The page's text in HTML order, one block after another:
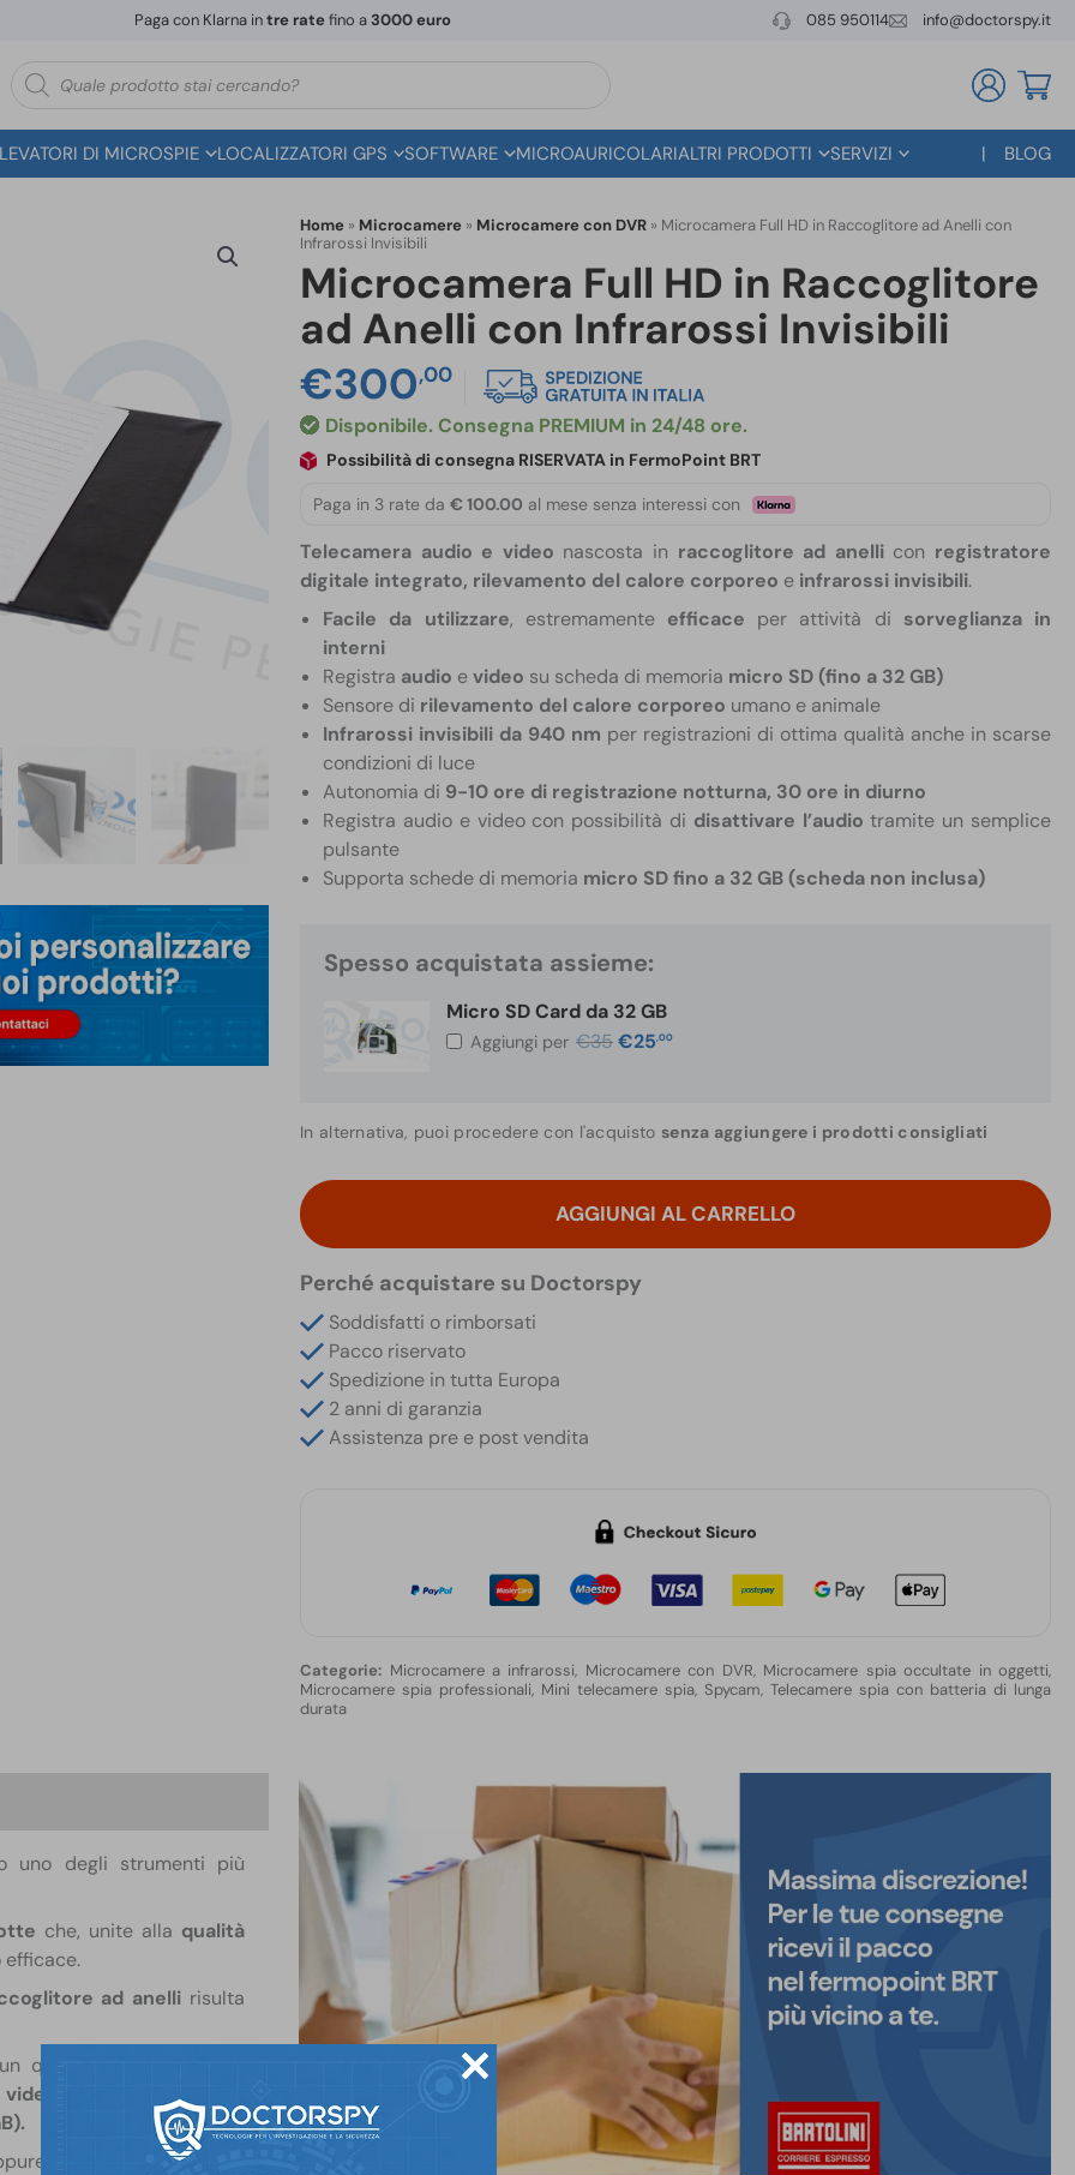
Paga con Klarna intre ratefino a3000 euro 085 950114 info@doctorspy.it
Ricerca
prodotti
DI MICROSPIE LOCALIZZATORI GPS SOFTWARE MICROAURICOLARIALTRI PRODOTTI SERVIZI BLOG
Home » Microcamere » Microcamere con DVR » Microcamera Full HD in Raccoglitore ad Anelli con
Infrarossi Invisibili
Microcamera Full HD in Raccoglitore
ad Anelli con Infrarossi Invisibili
€300,00
Disponibile
Possibilità di consegna RISERVATA in FermoPoint BRT
Paga in 3 rate da€ 100.00 al mese senza interessi con
Telecamera audio e video nascosta in raccoglitore ad anellicon registratore
digitale integrato, rilevamento del calore corporeo e infrarossi invisibili.
Facile da utilizzare, estremamente efficace per attività di sorveglianza in
interni
Registra audio evideo su scheda di memoria micro SD (fino a 32 GB)
Sensore di rilevamento del calore corporeo umano e animale
Infrarossi invisibili da 940 nm per registrazioni di ottima qualità anche in scarse
condizioni di luce
Autonomia di 9-10 ore di registrazione notturna, 30 ore in diurno
Registra audio e video con possibilità di disattivare l’audio tramite un semplice
pulsante
Supporta schede di memoria micro SD fino a 32 GB (scheda non inclusa)
Spesso acquistata assieme:
Micro SD Card da 32 GB
Aggiungi per €35Il
prezzo
€25 ,00Il
In alternativa, puoi procedere con l'acquisto senza aggiungere i prodotti consigliati
Microcamera
Full
HD
Raccoglitore
ad
Anelli
con
Infrarossi
Invisibili
AGGIUNGI AL CARRELLO
Perché acquistare su Doctorspy
Soddisfatti o rimborsati
Pacco riservato
Spedizione in tutta Europa
2 anni di garanzia
Assistenza pre e post vendita
Microcamere a infrarossi, Microcamere con DVR, Microcamere spia occultate in oggetti,
Microcamere spia professionali, Mini telecamere spia, Spycam,Telecamere spia con batteria di lunga
durata
uno degli strumenti più
che, unite alla qualità
efficace.
ad anelli risulta
quaderno ad anelli. La
digitale
in grado di
di attivarsi grazie al